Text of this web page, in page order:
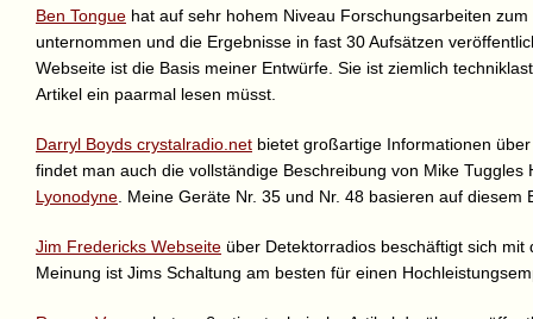
Ben Tongue hat auf sehr hohem Niveau Forschungsarbeiten
unternommen und die Ergebnisse in fast 30 Aufsätzen
Webseite ist die Basis meiner Entwürfe. Sie ist ziemlich
Artikel ein paarmal lesen müsst.
Darryl Boyds crystalradio.net bietet großartige Informationen
findet man auch die vollständige Beschreibung von Mike
Lyonodyne . Meine Geräte Nr. 35 und Nr. 48 basieren auf diesem
Jim Fredericks Webseite über Detektorradios beschäftigt sich
Meinung ist Jims Schaltung am besten für einen